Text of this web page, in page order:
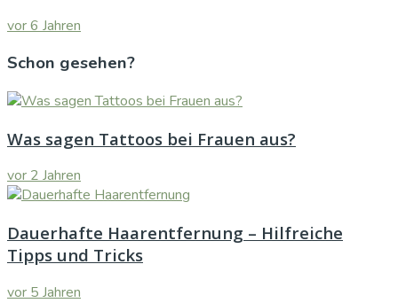
vor 6 Jahren
Schon gesehen?
Was sagen Tattoos bei Frauen aus?
vor 2 Jahren
Dauerhafte Haarentfernung – Hilfreiche
Tipps und Tricks
vor 5 Jahren